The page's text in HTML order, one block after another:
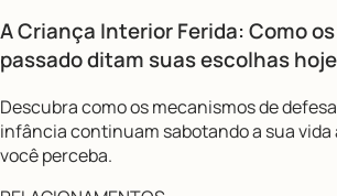
A Criança Interior Ferida: Como
passado ditam suas escolhas
Descubra como os mecanismos de
infância continuam sabotando a sua vida
você perceba.